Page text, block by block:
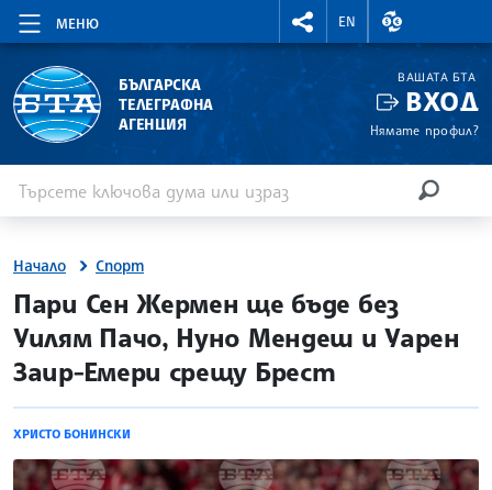
МЕНЮ
RIGHTMENU.SOCIAL
EN
ВАЛУТНИ
БЪЛГАРСКА
ТЕЛЕГРАФНА
АГЕНЦИЯ
ВАШАТА БТА
ВХОД
Нямате профил?
Начало Спорт
site.bta
Пари Сен Жермен ще бъде без
Уилям Пачо, Нуно Мендеш и Уарен
Заир-Емери срещу Брест
ХРИСТО БОНИНСКИ